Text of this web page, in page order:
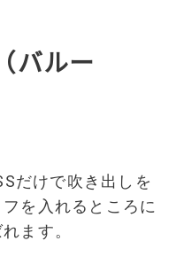
バルー
だけで吹き出しを
を入れるところに
ます。